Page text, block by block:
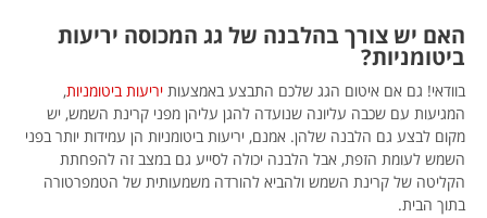
האם יש צורך בהלבנה של גג המכוסה יריעות
ביטומניות?
בוודאי! גם אם איטום הגג שלכם התבצע באמצעות יריעות ביטומניות,
המגיעות עם שכבה עליונה שנועדה להגן עליהן מפני קרינת השמש, יש
מקום לבצע גם הלבנה שלהן. אמנם, יריעות ביטומניות הן עמידות יותר בפני
השמש לעומת הזפת, אבל הלבנה יכולה לסייע גם במצב זה להפחתת
הקליטה של קרינת השמש ולהביא להורדה משמעותית של הטמפרטורה
בתוך הבית.